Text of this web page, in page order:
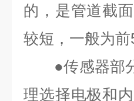
的，是管道截
较短，一般为
●传感器部分
理选择电极和